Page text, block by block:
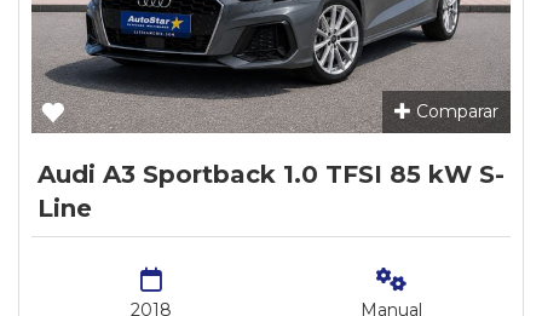
Comparar
Audi A3 Sportback 1.0 TFSI 85 kW S-
Line
2018 Manual